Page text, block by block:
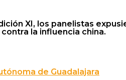
XI, los panelistas
la influencia china.
de Guadalajara